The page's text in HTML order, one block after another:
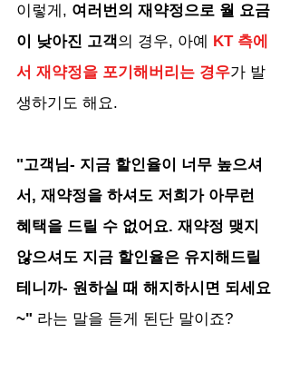
이렇게, 여러번의 재약정으로 월 요금
이 낮아진 고객의 경우, 아예 KT 측에
서 재약정을 포기해버리는 경우가 발
생하기도 해요.
"고객님- 지금 할인율이 너무 높으셔
서, 재약정을 하셔도 저희가 아무런
혜택을 드릴 수 없어요. 재약정 맺지
않으셔도 지금 할인율은 유지해드릴
테니까- 원하실 때 해지하시면 되세요
~" 라는 말을 듣게 된단 말이죠?